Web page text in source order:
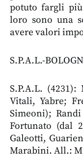
potuto fargli
loro sono una
avere valori
S.P.A.L.-
S.P.A.L.
Vitali, Yabre;
Simeoni);
Fortunato (dal
Galeotti,
Marabini. All.: